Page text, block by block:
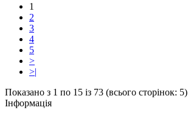
1
2
3
4
5
>
>|
Показано з 1 по 15 із 73 (всього сторінок: 5)
Інформація